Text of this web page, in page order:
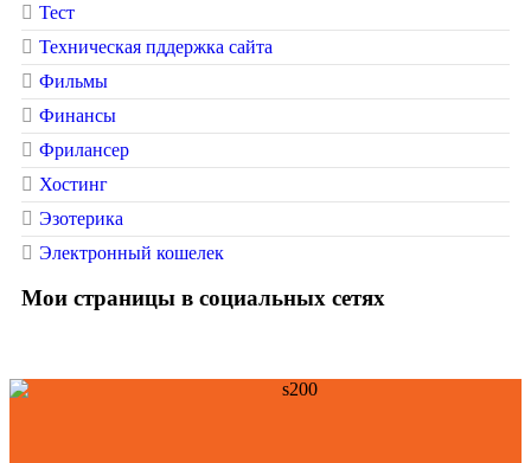
Тест
Техническая пддержка сайта
Фильмы
Финансы
Фрилансер
Хостинг
Эзотерика
Электронный кошелек
Мои страницы в социальных сетях